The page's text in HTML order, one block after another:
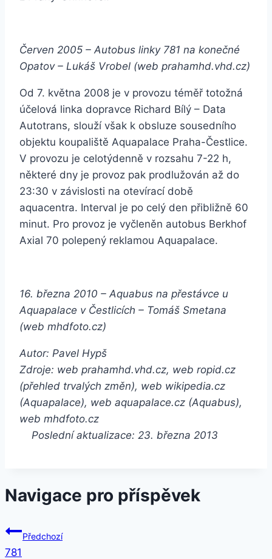
Červen 2005 – Autobus linky 781 na konečné
Opatov – Lukáš Vrobel (web prahamhd.vhd.cz)
Od 7. května 2008 je v provozu téměř totožná
účelová linka dopravce Richard Bílý – Data
Autotrans, slouží však k obsluze sousedního
objektu koupaliště Aquapalace Praha-Čestlice.
V provozu je celotýdenně v rozsahu 7-22 h,
některé dny je provoz pak prodlužován až do
23:30 v závislosti na otevírací době
aquacentra. Interval je po celý den přibližně 60
minut. Pro provoz je vyčleněn autobus Berkhof
Axial 70 polepený reklamou Aquapalace.
16. března 2010 – Aquabus na přestávce u
Aquapalace v Čestlicích – Tomáš Smetana
(web mhdfoto.cz)
Autor: Pavel Hypš
Zdroje: web prahamhd.vhd.cz, web ropid.cz
(přehled trvalých změn), web wikipedia.cz
(Aquapalace), web aquapalace.cz (Aquabus),
web mhdfoto.cz
Poslední aktualizace: 23. března 2013
Navigace pro příspěvek
Předchozí
781